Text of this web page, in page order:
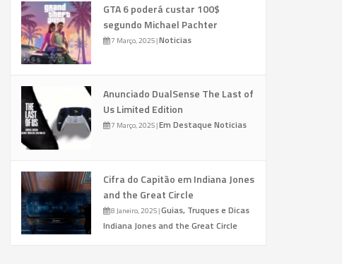
GTA 6 poderá custar 100$
segundo Michael Pachter
7 Março, 2025|Noticias
Anunciado DualSense The Last of
Us Limited Edition
7 Março, 2025|Em Destaque Noticias
Cifra do Capitão em Indiana Jones
and the Great Circle
8 Janeiro, 2025|Guias, Truques e Dicas
Indiana Jones and the Great Circle